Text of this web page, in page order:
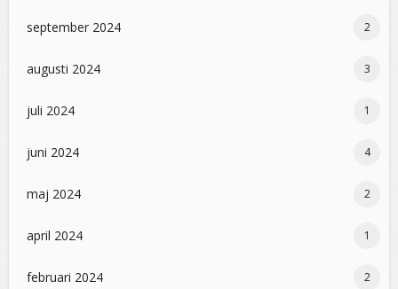
september 2024 2
augusti 2024 3
juli 2024 1
juni 2024 4
maj 2024 2
april 2024 1
februari 2024 2